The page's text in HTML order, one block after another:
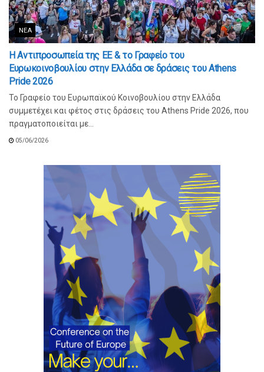
ΝΈΑ
Η Αντιπροσωπεία της ΕΕ & το Γραφείο του
Ευρωκοινοβουλίου στην Ελλάδα σε δράσεις του Athens
Pride 2026
Το Γραφείο του Ευρωπαϊκού Κοινοβουλίου στην Ελλάδα
συμμετέχει και φέτος στις δράσεις του Athens Pride 2026, που
πραγματοποιείται με...
05/06/2026